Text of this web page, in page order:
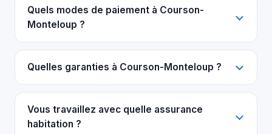
Quels modes de paiement à Courson-
Monteloup ?
Quelles garanties à Courson-Monteloup ?
Vous travaillez avec quelle assurance
habitation ?